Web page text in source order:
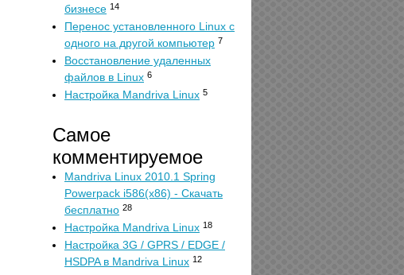
бизнесе 14
Перенос установленного Linux с
одного на другой компьютер 7
Восстановление удаленных
файлов в Linux 6
Настройка Mandriva Linux 5
Самое
комментируемое
Mandriva Linux 2010.1 Spring
Powerpack i586(x86) - Скачать
бесплатно 28
Настройка Mandriva Linux 18
Настройка 3G / GPRS / EDGE /
HSDPA в Mandriva Linux 12